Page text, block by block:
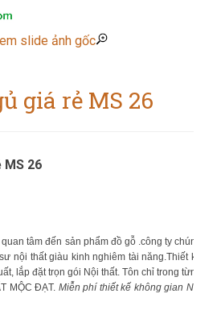
slide ảnh gốc
giá rẻ MS 26
MS 26
tâm đến sản phẩm đồ gỗ .công ty chúng
nội thất giàu kinh nghiêm tài năng.Thiết kế
lắp đặt trọn gói Nội thất. Tôn chỉ trong từng
MỘC ĐẠT. Miễn phí thiết kế không gian Nội